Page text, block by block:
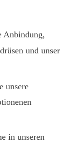
Anbindung,
und unser
unsere
in unseren